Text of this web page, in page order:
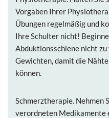
Vorgaben Ihrer
Übungen regelmäßig und
Ihre Schulter nicht!
Abduktionsschiene nicht
Gewichten, damit die
können.
Schmerztherapie. Nehmen
verordneten Medikamente